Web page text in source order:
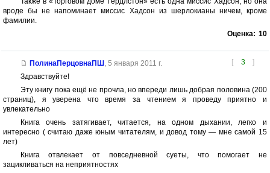
вроде бы не напоминает миссис Хадсон из шерлокианы ничем, кроме
фамилии.
Оценка: 10
[ 3 ]
ПолинаПерцовнаПШ , 5 января 2011 г.
Здравствуйте!
Эту книгу пока ещё не прочла, но впереди лишь добрая половина (200
страниц), я уверена что время за чтением я проведу приятно и
увлекательно
Книга очень затягивает, читается, на одном дыхании, легко и
интересно ( считаю даже юным читателям, и довод тому — мне самой 15
лет)
Книга отвлекает от повседневной суеты, что помогает не
зацикливаться на неприятностях